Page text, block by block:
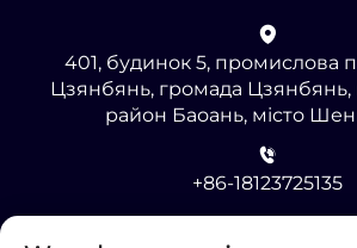
401, будинок 5, промислова
Цзянбянь, громада Цзянбянь,
район Баоань, місто
+86-18123725135